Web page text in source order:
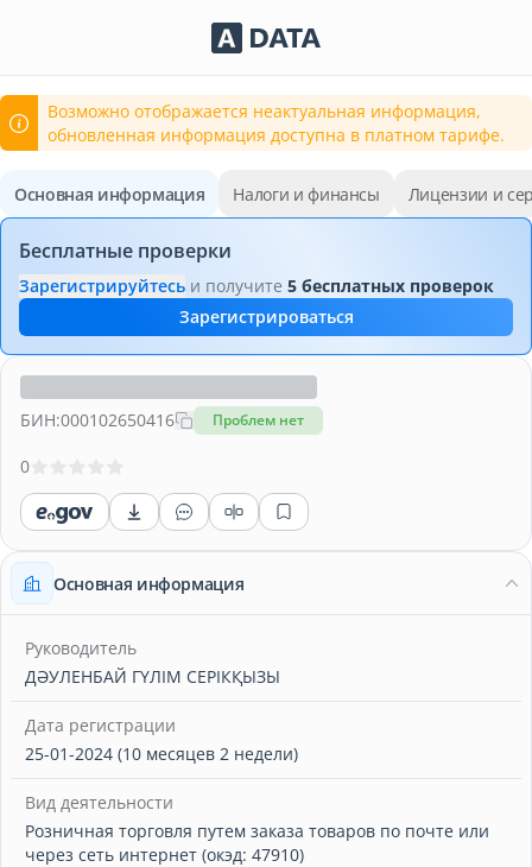
Сервисы Adata.kz
Возможно отображается неактуальная информация,
обновленная информация доступна в платном тарифе.
Основная информация Налоги и финансы Лицензии и
Бесплатные проверки
Зарегистрируйтесь и получите 5 бесплатных проверок
Зарегистрироваться
БИН:000102650416 Проблем нет
0
Основная информация
Руководитель
ДӘУЛЕНБАЙ ГҮЛІМ СЕРІКҚЫЗЫ
Дата регистрации
25-01-2024 (10 месяцев 2 недели)
Вид деятельности
Розничная торговля путем заказа товаров по почте или
через сеть интернет (окэд: 47910)